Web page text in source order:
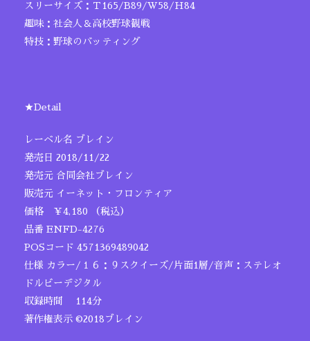
スリーサイズ：Ｔ165/B89/W58/H84
趣味：社会人＆高校野球観戦
特技：野球のバッティング
★Detail
レーベル名 ブレイン
発売日 2018/11/22
発売元 合同会社ブレイン
販売元 イーネット・フロンティア
価格 ￥4,180 （税込）
品番 ENFD-4276
POSコード 4571369489042
仕様 カラー/１６：９スクイーズ/片面1層/音声：ステレオ
ドルビーデジタル
収録時間 114分
著作権表示 ©2018ブレイン